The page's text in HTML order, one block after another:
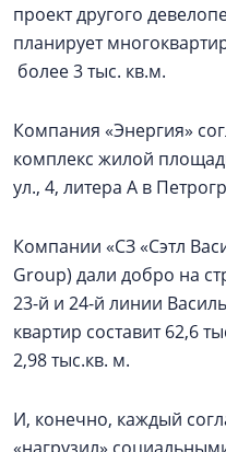
проект другого
планирует
более 3 тыс. кв.м.
Компания «Энергия»
комплекс жилой
ул., 4, литера А в
Компании «СЗ «Сэтл
Group) дали добро на
23-й и 24-й линии
квартир составит 62,6
2,98 тыс.кв. м.
И, конечно, каждый